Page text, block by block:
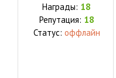
Награды: 18
Репутация: 18
Статус: оффлайн